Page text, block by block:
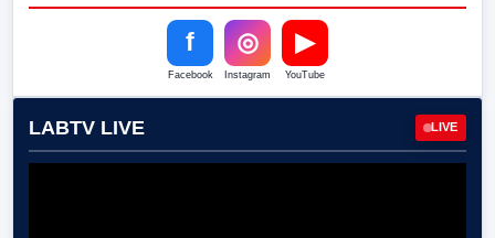
f
Facebook
◎
Instagram
▶
YouTube
LABTV LIVE LIVE